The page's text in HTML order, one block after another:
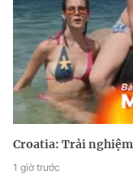
Croatia: Trải
1 giờ trước